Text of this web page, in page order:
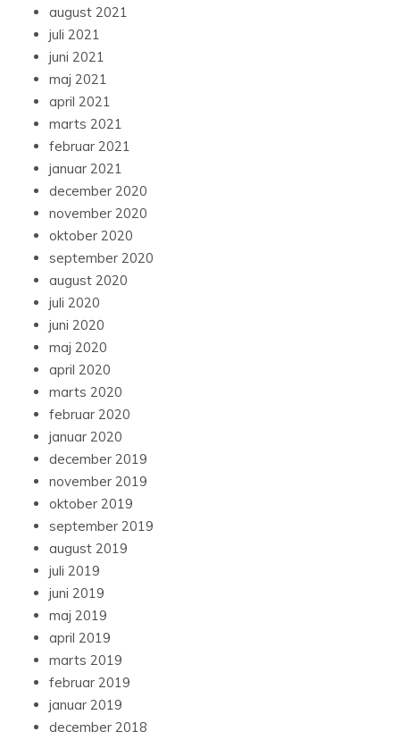
august 2021
juli 2021
juni 2021
maj 2021
april 2021
marts 2021
februar 2021
januar 2021
december 2020
november 2020
oktober 2020
september 2020
august 2020
juli 2020
juni 2020
maj 2020
april 2020
marts 2020
februar 2020
januar 2020
december 2019
november 2019
oktober 2019
september 2019
august 2019
juli 2019
juni 2019
maj 2019
april 2019
marts 2019
februar 2019
januar 2019
december 2018